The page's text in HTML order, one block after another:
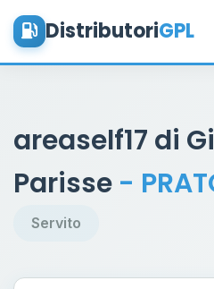
DistributoriGPL
areaself17 di
Parisse -
Servito